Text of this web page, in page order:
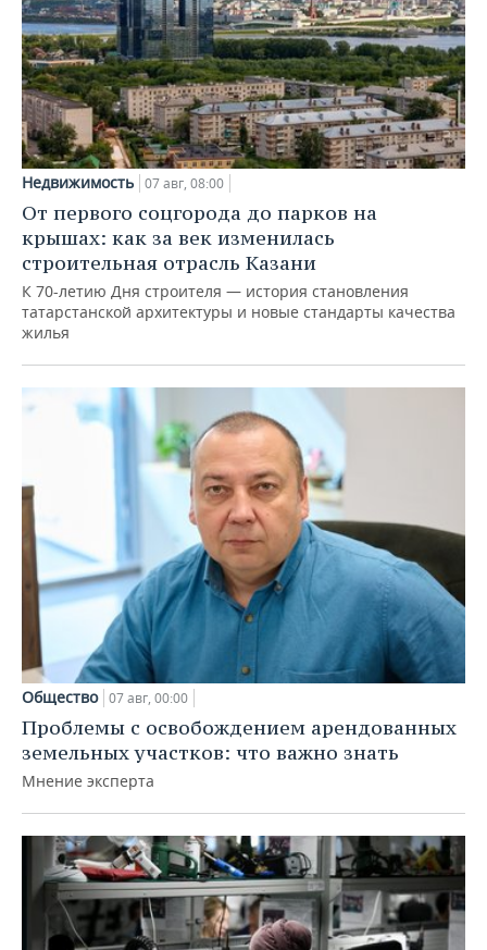
Недвижимость 07 авг, 08:00
От первого соцгорода до парков на
крышах: как за век изменилась
строительная отрасль Казани
К 70-летию Дня строителя — история становления
татарстанской архитектуры и новые стандарты качества
жилья
Общество 07 авг, 00:00
Проблемы с освобождением арендованных
земельных участков: что важно знать
Мнение эксперта